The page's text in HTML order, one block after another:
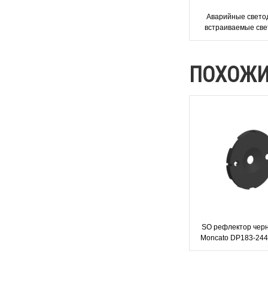
Аварийные
встраиваемые
черного цвета
SO рефлектор
Moncato DP183-
аварийного